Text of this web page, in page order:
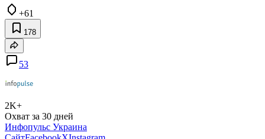
+61
178
53
2K+
Охват за 30 дней
Инфопульс Украина